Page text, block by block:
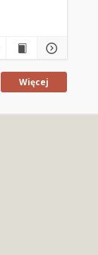
Więcej